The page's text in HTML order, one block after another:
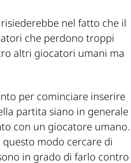
nel fatto che il
che perdono troppi
altri giocatori umani ma
per cominciare inserire
partita siano in generale
con un giocatore umano.
modo cercare di
in grado di farlo contro